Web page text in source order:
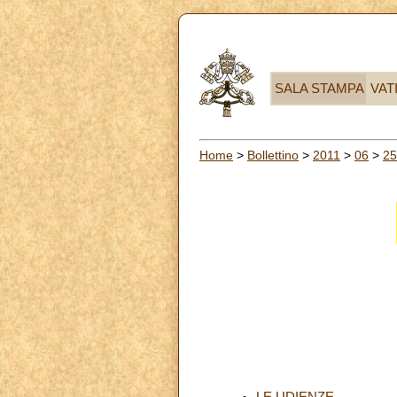
SALA STAMPA
Home > Bollettino > 2011 > 06 > 25